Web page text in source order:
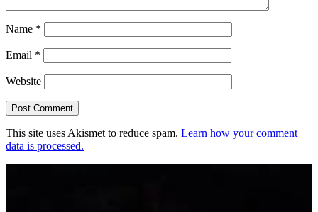
Name *
Email *
Website
This site uses Akismet to reduce spam. Learn how your comment
data is processed.